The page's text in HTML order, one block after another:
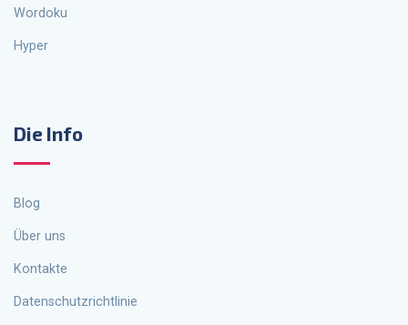
Wordoku
Hyper
Die Info
Blog
Über uns
Kontakte
Datenschutzrichtlinie